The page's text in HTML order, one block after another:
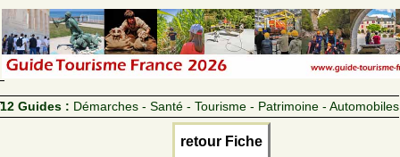
12 Guides : Démarches - Santé - Tourisme - Patrimoine - Automobiles
retour Fiche